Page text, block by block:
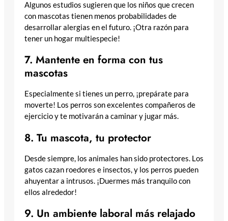
Algunos estudios sugieren que los niños que crecen
con mascotas tienen menos probabilidades de
desarrollar alergias en el futuro. ¡Otra razón para
tener un hogar multiespecie!
7. Mantente en forma con tus
mascotas
Especialmente si tienes un perro, ¡prepárate para
moverte! Los perros son excelentes compañeros de
ejercicio y te motivarán a caminar y jugar más.
8. Tu mascota, tu protector
Desde siempre, los animales han sido protectores. Los
gatos cazan roedores e insectos, y los perros pueden
ahuyentar a intrusos. ¡Duermes más tranquilo con
ellos alrededor!
9. Un ambiente laboral más relajado